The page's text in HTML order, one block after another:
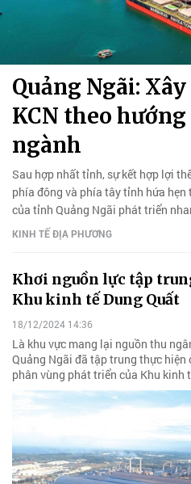
Quảng Ngãi:
KCN theo
ngành
Sau hợp nhất tỉnh, sự kết hợp lợi
phía đông và phía tây tỉnh hứa
của tỉnh Quảng Ngãi phát triển
KINH TẾ ĐỊA PHƯƠNG
Khơi nguồn lực tập
Khu kinh tế Dung Quất
18/12/2024 14:36
Là khu vực mang lại nguồn thu
Quảng Ngãi đã tập trung thực hiện
phân vùng phát triển của Khu kinh